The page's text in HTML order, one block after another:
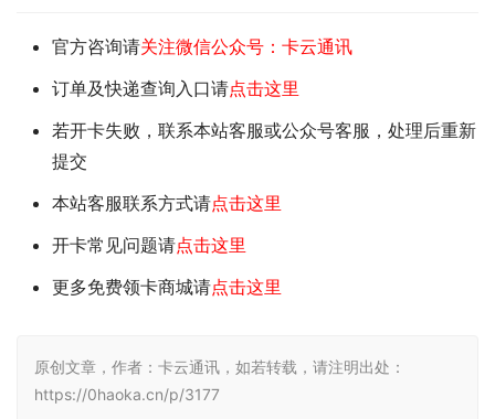
官方咨询请关注微信公众号：卡云通讯
订单及快递查询入口请点击这里
若开卡失败，联系本站客服或公众号客服，处理后重新
提交
本站客服联系方式请点击这里
开卡常见问题请点击这里
更多免费领卡商城请点击这里
原创文章，作者：卡云通讯，如若转载，请注明出处：
https://0haoka.cn/p/3177